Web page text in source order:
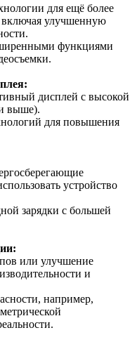
для ещё более
включая улучшенную
функциями
дисплей с высокой
выше).
для повышения
устройство
зарядки с большей
или улучшение
и
например,